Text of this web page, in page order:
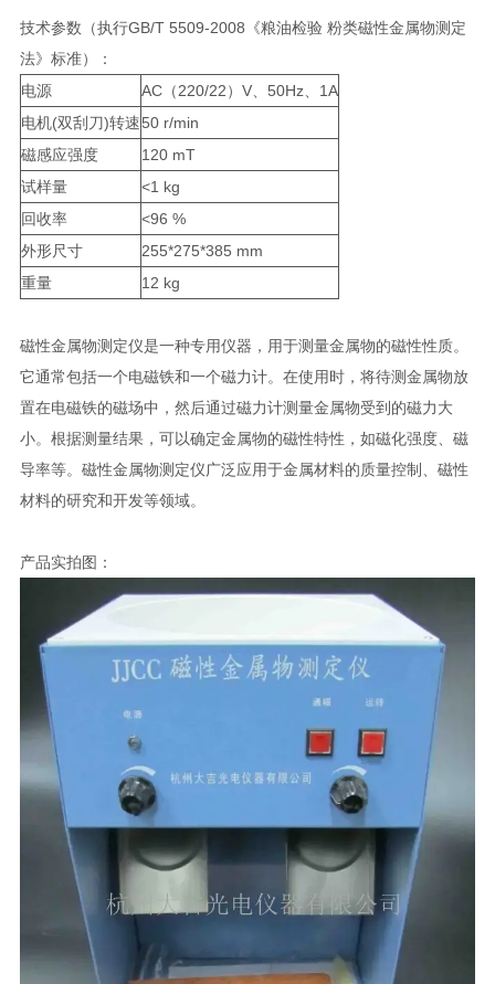
技术参数（执行GB/T 5509-2008《粮油检验 粉类磁性金属物测定
法》标准）：
电源
AC（220/22）V、50Hz、1A
电机(双刮刀)转速50 r/min
磁感应强度
120 mT
试样量
<1 kg
回收率
<96 %
外形尺寸
255*275*385 mm
重量
12 kg
磁性金属物测定仪是一种专用仪器，用于测量金属物的磁性性质。
它通常包括一个电磁铁和一个磁力计。在使用时，将待测金属物放
置在电磁铁的磁场中，然后通过磁力计测量金属物受到的磁力大
小。根据测量结果，可以确定金属物的磁性特性，如磁化强度、磁
导率等。磁性金属物测定仪广泛应用于金属材料的质量控制、磁性
材料的研究和开发等领域。
产品实拍图：